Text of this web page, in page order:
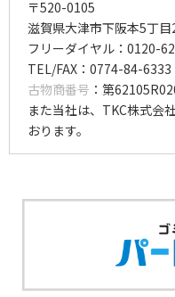
〒520-0105
滋賀県大津市下阪本5丁
フリーダイヤル：0120-
TEL/FAX：0774-84-6333
古物商番号 ：第
また当社は、TKC株式会
おります。